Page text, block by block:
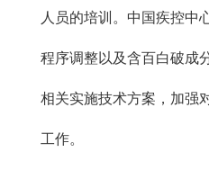
人员的培训。中国疾控中
程序调整以及含百白破成
相关实施技术方案，加强
工作。